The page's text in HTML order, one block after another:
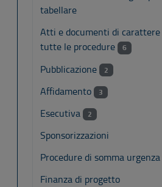
tabellare
Atti e documenti di
tutte le procedure
6
Pubblicazione 2
Affidamento 3
Esecutiva 2
Sponsorizzazioni
Procedure di somma
Finanza di progetto